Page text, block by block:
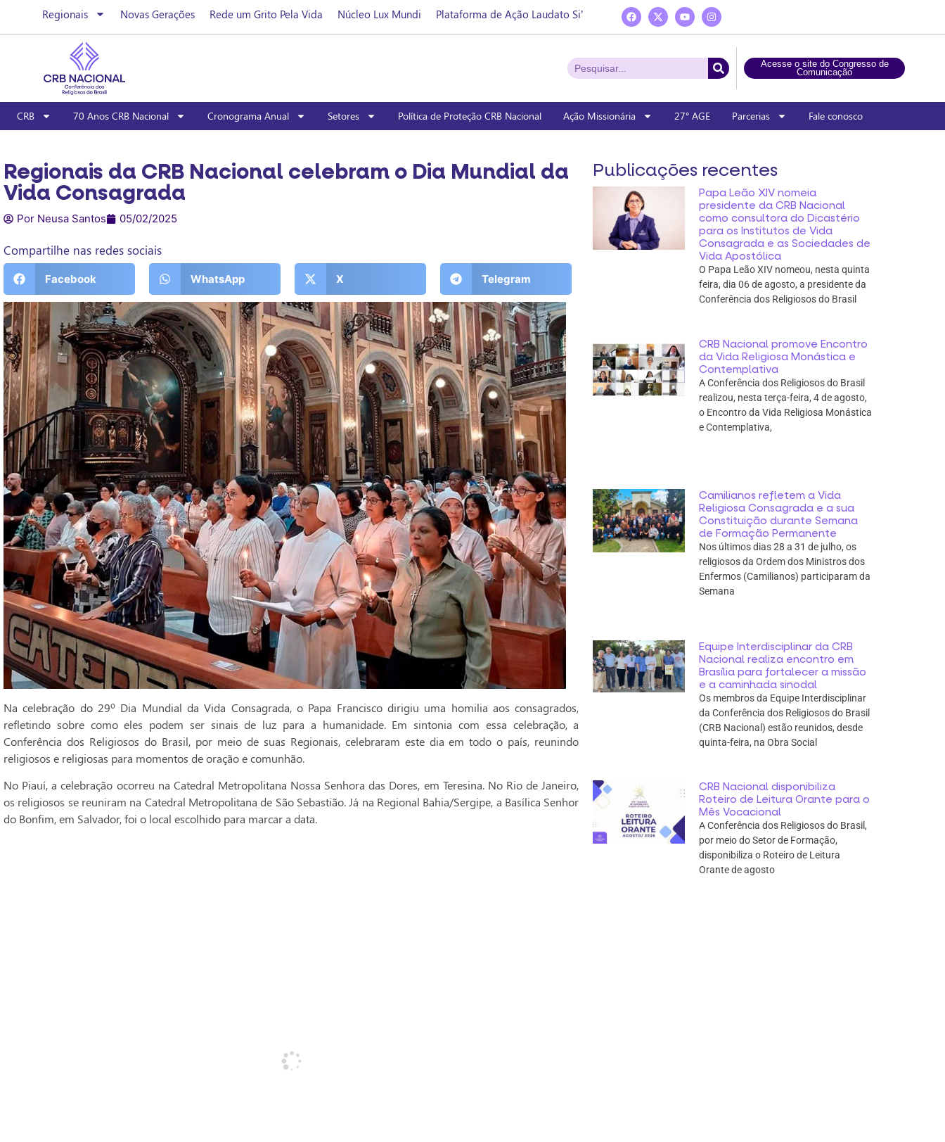
Regionais Novas Gerações Rede um Grito Pela Vida Núcleo Lux Mundi Plataforma de Ação Laudato Si’
Acesse o site do Congresso de
Comunicação
CRB 70 Anos CRB Nacional Cronograma Anual Setores Política de Proteção CRB Nacional Ação Missionária 27° AGE Parcerias Fale conosco
Regionais da CRB Nacional celebram o Dia Mundial da
Vida Consagrada
Por Neusa Santos 05/02/2025
Compartilhe nas redes sociais
Facebook WhatsApp X Telegram
Na celebração do 29º Dia Mundial da Vida Consagrada, o Papa Francisco dirigiu uma homilia aos consagrados,
refletindo sobre como eles podem ser sinais de luz para a humanidade. Em sintonia com essa celebração, a
Conferência dos Religiosos do Brasil, por meio de suas Regionais, celebraram este dia em todo o país, reunindo
religiosos e religiosas para momentos de oração e comunhão.
No Piauí, a celebração ocorreu na Catedral Metropolitana Nossa Senhora das Dores, em Teresina. No Rio de Janeiro,
os religiosos se reuniram na Catedral Metropolitana de São Sebastião. Já na Regional Bahia/Sergipe, a Basílica Senhor
do Bonfim, em Salvador, foi o local escolhido para marcar a data.
Publicações recentes
Papa Leão XIV nomeia
presidente da CRB Nacional
como consultora do Dicastério
para os Institutos de Vida
Consagrada e as Sociedades de
Vida Apostólica
O Papa Leão XIV nomeou, nesta quinta
feira, dia 06 de agosto, a presidente da
Conferência dos Religiosos do Brasil
CRB Nacional promove Encontro
da Vida Religiosa Monástica e
Contemplativa
A Conferência dos Religiosos do Brasil
realizou, nesta terça-feira, 4 de agosto,
o Encontro da Vida Religiosa Monástica
e Contemplativa,
Camilianos refletem a Vida
Religiosa Consagrada e a sua
Constituição durante Semana
de Formação Permanente
Nos últimos dias 28 a 31 de julho, os
religiosos da Ordem dos Ministros dos
Enfermos (Camilianos) participaram da
Semana
Equipe Interdisciplinar da CRB
Nacional realiza encontro em
Brasília para fortalecer a missão
e a caminhada sinodal
Os membros da Equipe Interdisciplinar
da Conferência dos Religiosos do Brasil
(CRB Nacional) estão reunidos, desde
quinta-feira, na Obra Social
CRB Nacional disponibiliza
Roteiro de Leitura Orante para o
Mês Vocacional
A Conferência dos Religiosos do Brasil,
por meio do Setor de Formação,
disponibiliza o Roteiro de Leitura
Orante de agosto